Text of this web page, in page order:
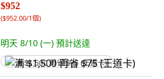
$952
($952.00/1個)
明天 8/10 (一) 預計送達
满 $1,500 再省 $75 (王道卡)